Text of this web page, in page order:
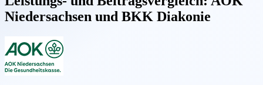
Niedersachsen und BKK Diakonie